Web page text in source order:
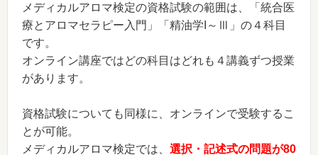
メディカルアロマ検定の資格試験の範囲は、「統合医
療とアロマセラピー入門」「精油学I～Ⅲ」の４科目
です。
オンライン講座ではどの科目はどれも４講義ずつ授業
があります。
資格試験についても同様に、オンラインで受験するこ
とが可能。
メディカルアロマ検定では、 選択・記述式の問題が80